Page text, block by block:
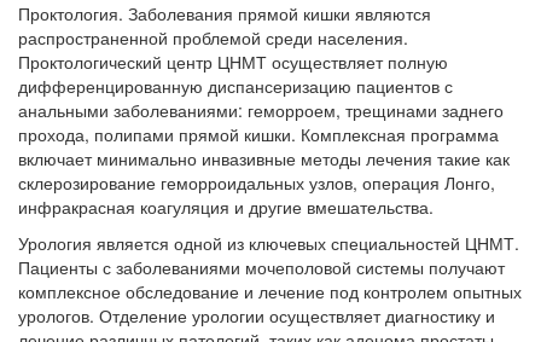
Проктология. Заболевания прямой кишки являются
распространенной проблемой среди населения.
Проктологический центр ЦНМТ осуществляет полную
дифференцированную диспансеризацию пациентов с
анальными заболеваниями: геморроем, трещинами заднего
прохода, полипами прямой кишки. Комплексная программа
включает минимально инвазивные методы лечения такие как
склерозирование геморроидальных узлов, операция Лонго,
инфракрасная коагуляция и другие вмешательства.
Урология является одной из ключевых специальностей ЦНМТ.
Пациенты с заболеваниями мочеполовой системы получают
комплексное обследование и лечение под контролем опытных
урологов. Отделение урологии осуществляет диагностику и